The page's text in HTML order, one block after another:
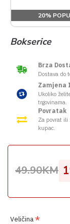
20%
Bokserice
49.90KM
Veličina
Brza
Dostava do
Zamjena
Ukoliko
trgovinama.
Povratak
Za povrat ili
kupac.